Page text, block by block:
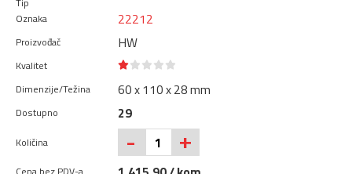
22212
HW
60 x 110 x 28 mm
29
- +